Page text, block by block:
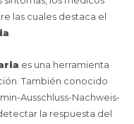
las cuales destaca el
es una herramienta
También conocido
Ausschluss-Nachweis-
la respuesta del